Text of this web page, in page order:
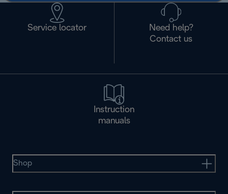
Service locator
Need help?
Contact us
Instruction
manuals
Shop